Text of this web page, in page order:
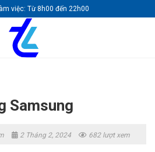
việc: Từ 8h00 đến 22h00
Samsung
2 Tháng 2, 2024 682 lượt xem